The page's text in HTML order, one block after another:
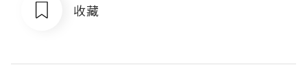
收藏